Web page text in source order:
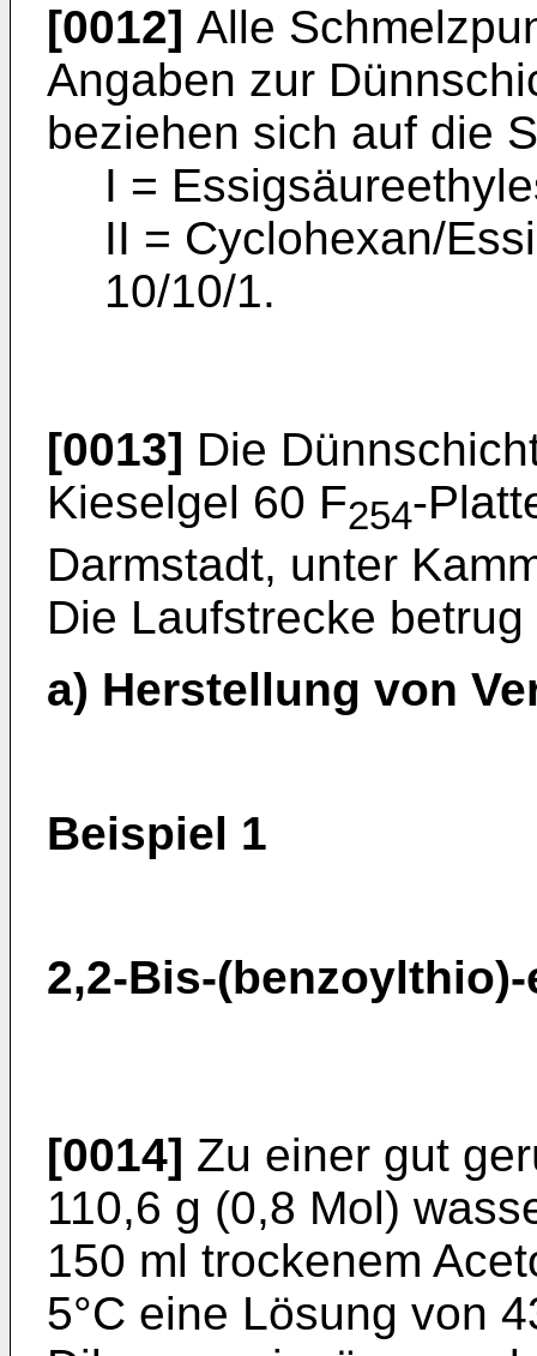
[0012] Alle
Angaben zur
beziehen sich auf die
I =
II = Cyclohexan/
10/10/1.
[0013] Die
Kieselgel 60 F254-
Darmstadt, unter
Die Laufstrecke
a) Herstellung von
Beispiel 1
2,2-Bis-
[0014] Zu einer gut
110,6 g (0,8 Mol)
150 ml trockenem
5°C eine Lösung von